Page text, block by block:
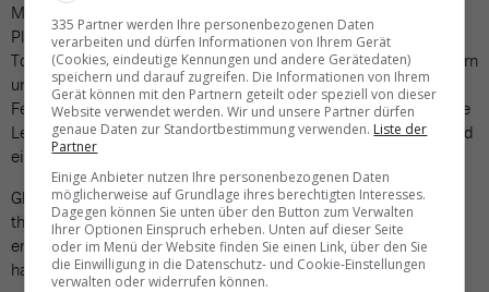
Machern der Travel Basel vorschwebte, kommt für die
Platzhirsche nicht in Frage. «Unser Fokus liegt auf der
Tourismusbranche und dem Tourismusmarkt und deren Anbietern
und Leistungsträgern», sagt Mario Kovacevic, Leiter der Berner
Ferienmesse. «Wir möchten den Besuchenden eine konzentrierte
Leistungsshow im Bereich Reisen, Ferien und Freizeit bieten und
eine Verwässerung vermeiden.»
Gleichzeitig hält er fest: «Die Integration von neuen Inhalten, die
thematisch passen, den Besucherbedürfnissen und Trends
entsprechen und vor allem realistisches Umsetzungspotenzial
haben, werden natürlich immer geprüft.»
335 Partner werden Ihre personenbezogenen Daten
verarbeiten und dürfen Informationen von Ihrem Gerät
(Cookies, eindeutige Kennungen und andere Gerätedaten)
speichern und darauf zugreifen. Die Informationen von Ihrem
Gerät können mit den Partnern geteilt oder speziell von dieser
Website verwendet werden. Wir und unsere Partner dürfen
genaue Daten zur Standortbestimmung verwenden. Liste der
Partner
Einige Anbieter nutzen Ihre personenbezogenen Daten
möglicherweise auf Grundlage ihres berechtigten Interesses.
Dagegen können Sie unten über den Button zum Verwalten
Ihrer Optionen Einspruch erheben. Unten auf dieser Seite
oder im Menü der Website finden Sie einen Link, über den Sie
die Einwilligung in die Datenschutz- und Cookie-Einstellungen
verwalten oder widerrufen können.